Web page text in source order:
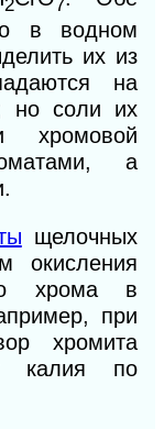
2 7
в водном
их из
на
но соли их
хромовой
а
щелочных
окисления
хрома в
при
хромита
калия по